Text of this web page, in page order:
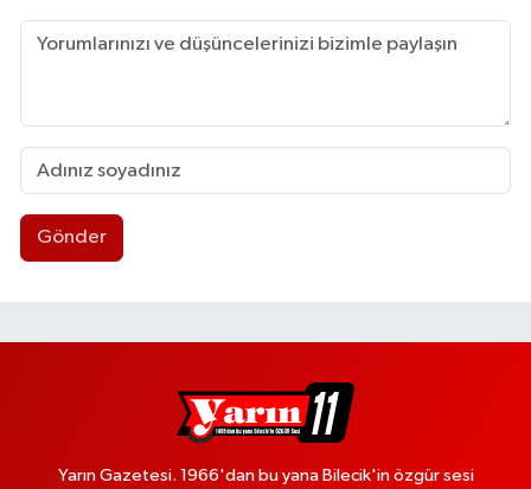
Gönder
Yarın Gazetesi. 1966'dan bu yana Bilecik'in özgür sesi